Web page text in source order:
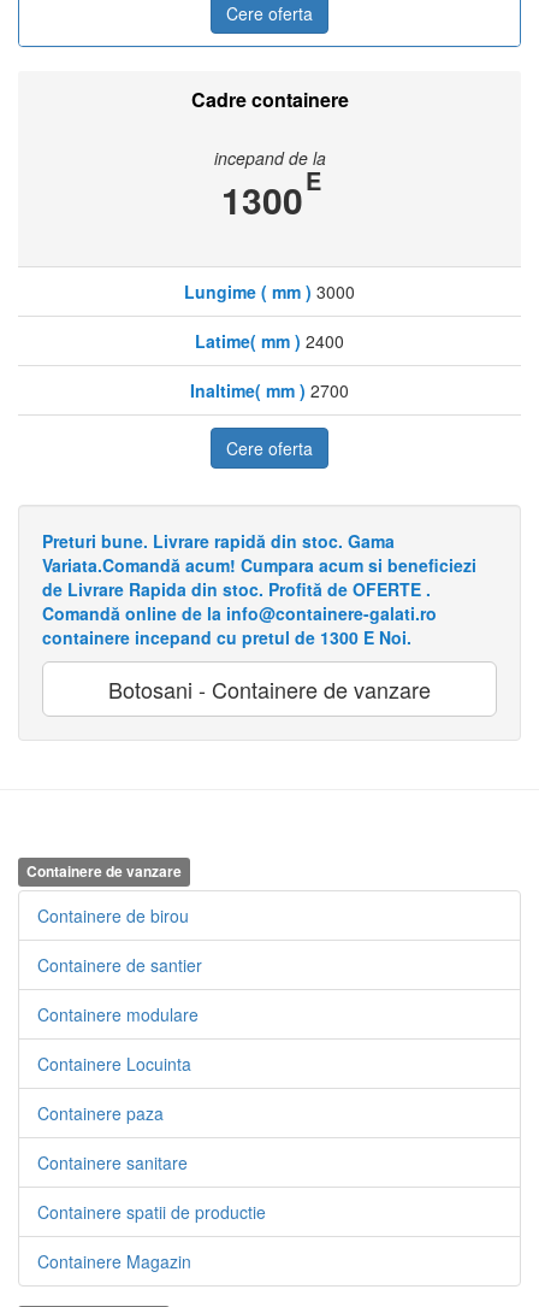
Cere oferta
Cadre containere
incepand de la
1300E
Lungime ( mm ) 3000
Latime( mm ) 2400
Inaltime( mm ) 2700
Cere oferta
Preturi bune. Livrare rapidă din stoc. Gama
Variata.Comandă acum! Cumpara acum si beneficiezi
de Livrare Rapida din stoc. Profită de OFERTE .
Comandă online de la info@containere-galati.ro
containere incepand cu pretul de 1300 E Noi.
Botosani - Containere de vanzare
Containere de vanzare
Containere de birou
Containere de santier
Containere modulare
Containere Locuinta
Containere paza
Containere sanitare
Containere spatii de productie
Containere Magazin